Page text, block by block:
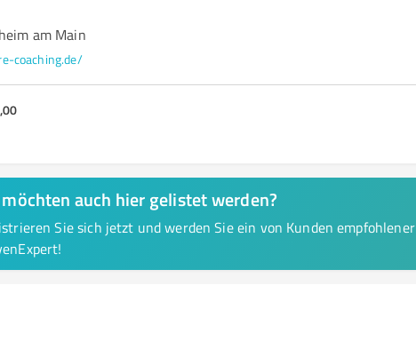
am Main
coaching.de/
auch hier gelistet werden?
Sie sich jetzt und werden Sie ein von Kunden empfohlener